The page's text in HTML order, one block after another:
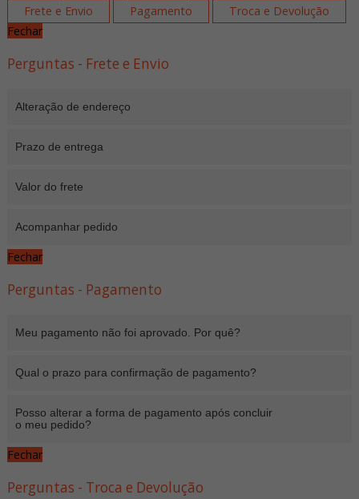
Frete e Envio
Pagamento
Troca e Devolução
Fechar
Perguntas - Frete e Envio
Alteração de endereço
Prazo de entrega
Valor do frete
Acompanhar pedido
Fechar
Perguntas - Pagamento
Meu pagamento não foi aprovado. Por quê?
Qual o prazo para confirmação de pagamento?
Posso alterar a forma de pagamento após concluir
o meu pedido?
Fechar
Perguntas - Troca e Devolução